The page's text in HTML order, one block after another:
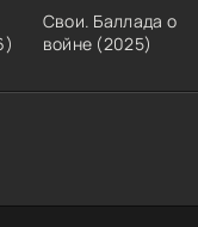
Свои. Баллада о
войне (2025)